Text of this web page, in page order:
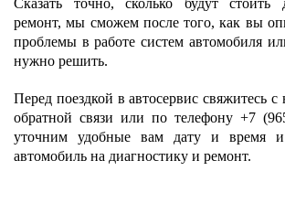
Сказать точно, сколько будут стоить
ремонт, мы сможем после того, как вы
проблемы в работе систем автомобиля
нужно решить.
Перед поездкой в автосервис свяжитесь
обратной связи или по телефону +7
уточним удобные вам дату и время
автомобиль на диагностику и ремонт.